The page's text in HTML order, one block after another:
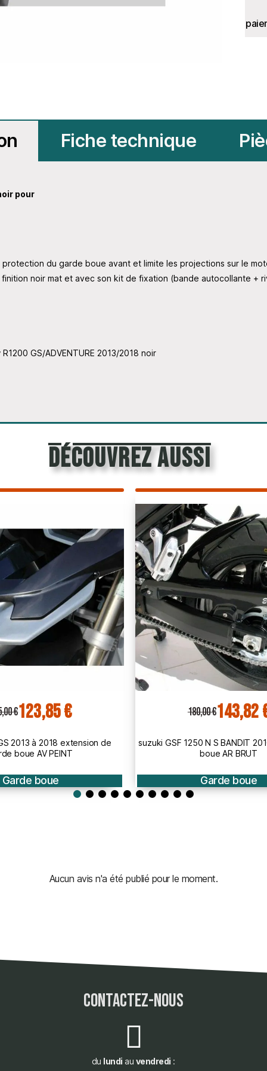
Fiche technique
pour
du garde boue avant et limite les projections sur le
noir mat et avec son kit de fixation (bande autocollante +
GS/ADVENTURE 2013/2018 noir
découvrez aussi
180,00 €143,82 €
1250 N S BANDIT 2010 2014 garde
boue AR BRUT
Garde boue
156,00 €
yamaha TMax 500 2008 à
lèche
Garde
Aucun avis n'a été publié pour le moment.
contactez-nous
du lundi au vendredi :